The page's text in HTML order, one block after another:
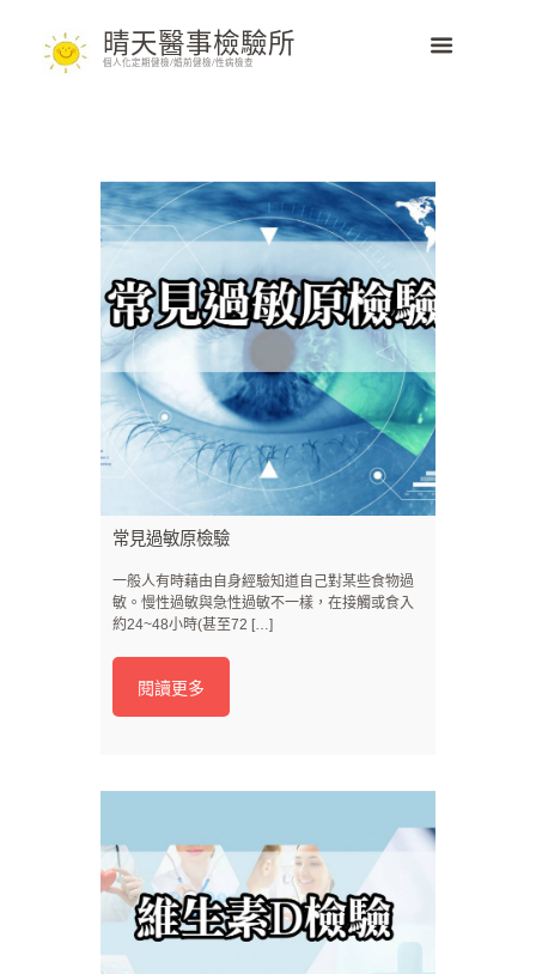
晴天醫事檢驗所
個人化定期健檢/婚前健檢/性病檢查
常見過敏原檢驗
一般人有時藉由自身經驗知道自己對某些食物過
敏。慢性過敏與急性過敏不一樣，在接觸或食入
約24~48小時(甚至72 […]
閱讀更多